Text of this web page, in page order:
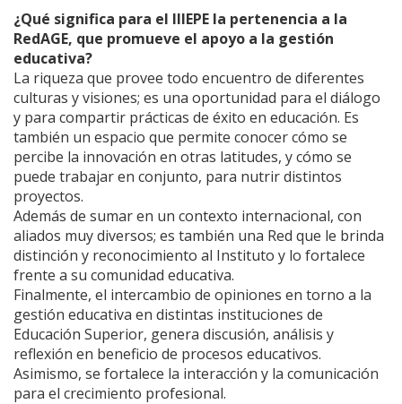
¿Qué significa para el IIIEPE la pertenencia a la
RedAGE, que promueve el apoyo a la gestión
educativa?
La riqueza que provee todo encuentro de diferentes
culturas y visiones; es una oportunidad para el diálogo
y para compartir prácticas de éxito en educación. Es
también un espacio que permite conocer cómo se
percibe la innovación en otras latitudes, y cómo se
puede trabajar en conjunto, para nutrir distintos
proyectos.
Además de sumar en un contexto internacional, con
aliados muy diversos; es también una Red que le brinda
distinción y reconocimiento al Instituto y lo fortalece
frente a su comunidad educativa.
Finalmente, el intercambio de opiniones en torno a la
gestión educativa en distintas instituciones de
Educación Superior, genera discusión, análisis y
reflexión en beneficio de procesos educativos.
Asimismo, se fortalece la interacción y la comunicación
para el crecimiento profesional.